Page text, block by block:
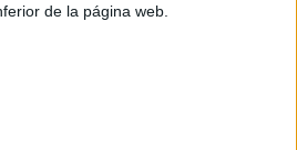
de la página web.